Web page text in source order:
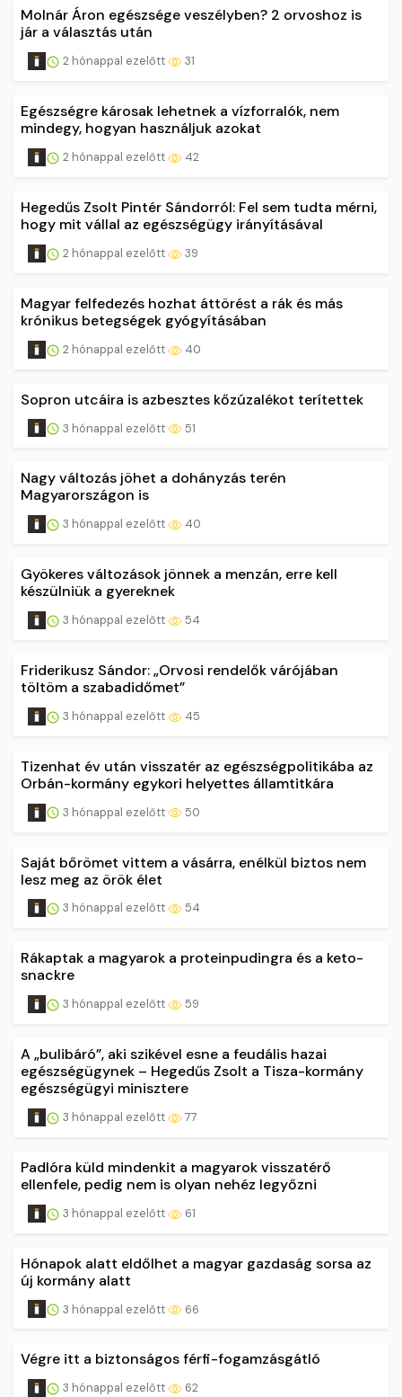
Molnár Áron egészsége veszélyben? 2 orvoshoz is
jár a választás után
2 hónappal ezelőtt 31
Egészségre károsak lehetnek a vízforralók, nem
mindegy, hogyan használjuk azokat
2 hónappal ezelőtt 42
Hegedűs Zsolt Pintér Sándorról: Fel sem tudta mérni,
hogy mit vállal az egészségügy irányításával
2 hónappal ezelőtt 39
Magyar felfedezés hozhat áttörést a rák és más
krónikus betegségek gyógyításában
2 hónappal ezelőtt 40
Sopron utcáira is azbesztes kőzúzalékot terítettek
3 hónappal ezelőtt 51
Nagy változás jöhet a dohányzás terén
Magyarországon is
3 hónappal ezelőtt 40
Gyökeres változások jönnek a menzán, erre kell
készülniük a gyereknek
3 hónappal ezelőtt 54
Friderikusz Sándor: „Orvosi rendelők várójában
töltöm a szabadidőmet”
3 hónappal ezelőtt 45
Tizenhat év után visszatér az egészségpolitikába az
Orbán-kormány egykori helyettes államtitkára
3 hónappal ezelőtt 50
Saját bőrömet vittem a vásárra, enélkül biztos nem
lesz meg az örök élet
3 hónappal ezelőtt 54
Rákaptak a magyarok a proteinpudingra és a keto-
snackre
3 hónappal ezelőtt 59
A „bulibáró”, aki szikével esne a feudális hazai
egészségügynek – Hegedűs Zsolt a Tisza-kormány
egészségügyi minisztere
3 hónappal ezelőtt 77
Padlóra küld mindenkit a magyarok visszatérő
ellenfele, pedig nem is olyan nehéz legyőzni
3 hónappal ezelőtt 61
Hónapok alatt eldőlhet a magyar gazdaság sorsa az
új kormány alatt
3 hónappal ezelőtt 66
Végre itt a biztonságos férfi-fogamzásgátló
3 hónappal ezelőtt 62